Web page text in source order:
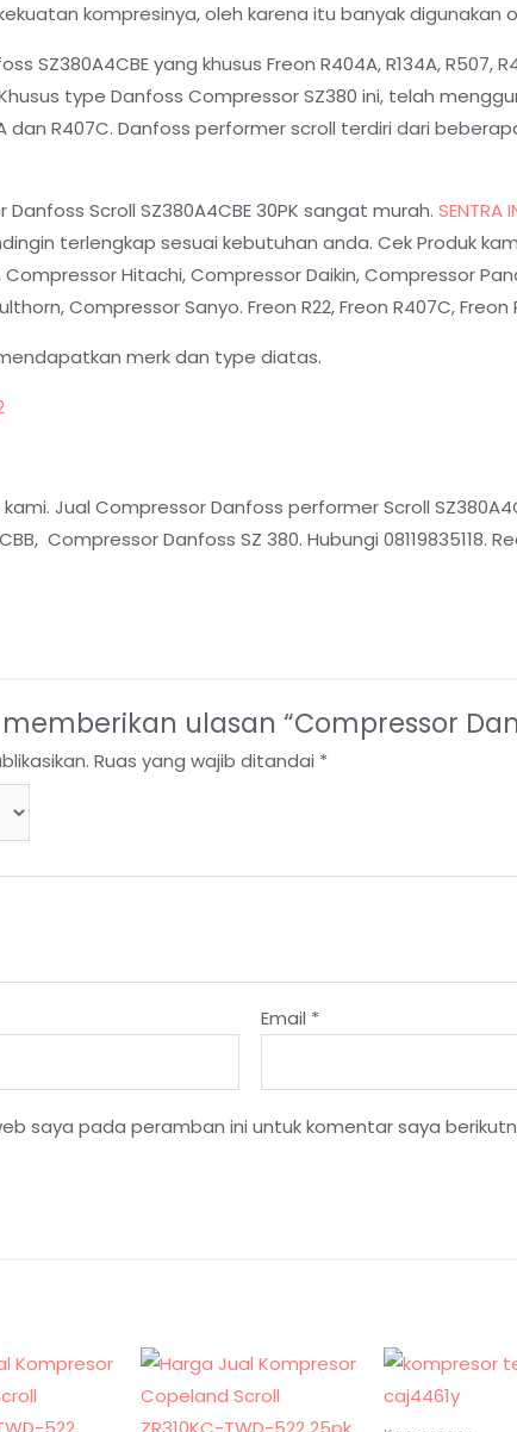
kompresinya, oleh karena itu banyak digunakan
SZ380A4CBE yang khusus Freon R404A, R134A, R507,
type Danfoss Compressor SZ380 ini, telah
dan R407C. Danfoss performer scroll terdiri dari
Scroll SZ380A4CBE 30PK sangat murah.SENTRA
terlengkap sesuai kebutuhan anda. Cek Produk
Hitachi, Compressor Daikin, Compressor
Compressor Sanyo. Freon R22, Freon R407C, Freon
merk dan type diatas.
Jual Compressor Danfoss performer Scroll
Compressor Danfoss SZ 380. Hubungi 08119835118.
ulasan “Compressor
Ruas yang wajib ditandai *
Email *
saya pada peramban ini untuk komentar saya